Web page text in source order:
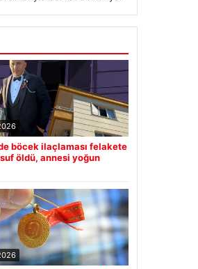
böcek ilaçlaması felakete
öldü, annesi yoğun